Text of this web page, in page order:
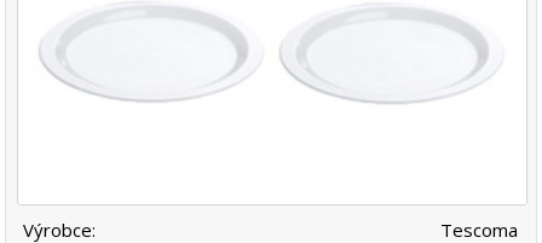
Výrobce:
Tescoma